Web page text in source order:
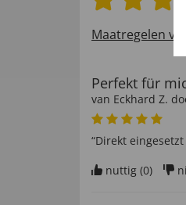
Maatregelen
Perfekt für
van Eckhard Z.
“Direkt
nuttig (0)